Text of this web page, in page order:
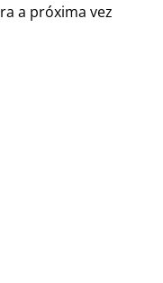
a próxima vez